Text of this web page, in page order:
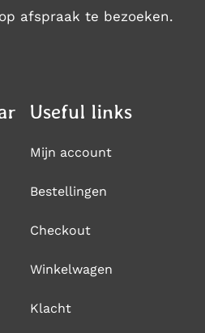
afspraak te bezoeken.
Useful links
Mijn account
Bestellingen
Checkout
Winkelwagen
Klacht